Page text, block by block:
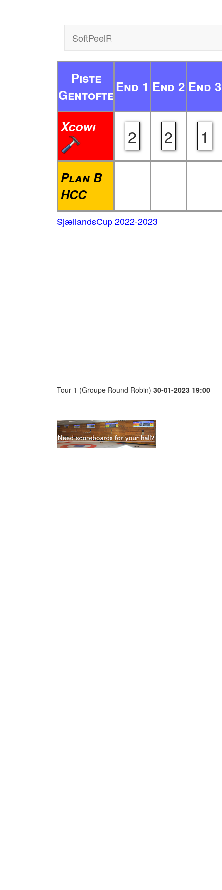
SoftPeelR
Piste
Gentofte End 1 End 2 End 3
Xcowi 2 2 1
Plan B
HCC
SjællandsCup 2022-2023
Tour 1 (Groupe Round Robin) 30-01-2023 19:00